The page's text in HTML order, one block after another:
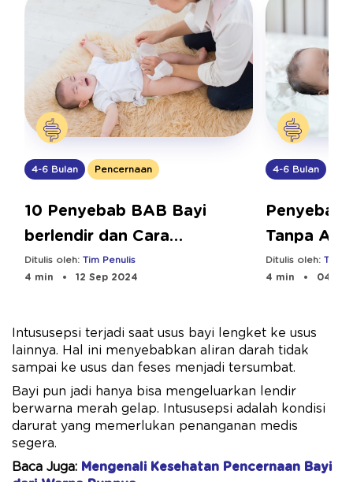
4-6 Bulan Pencernaan
10 Penyebab BAB Bayi
berlendir dan Cara
Mengatasinya
Ditulis oleh: Tim Penulis
4 min
12 Sep 2024
4-6 Bulan
Penyebab
Tanpa
Ditulis oleh: Tim
4 min
04
Intususepsi terjadi saat usus bayi lengket ke usus
lainnya. Hal ini menyebabkan aliran darah tidak
sampai ke usus dan feses menjadi tersumbat.
Bayi pun jadi hanya bisa mengeluarkan lendir
berwarna merah gelap. Intususepsi adalah kondisi
darurat yang memerlukan penanganan medis
segera.
Baca Juga: Mengenali Kesehatan Pencernaan Bayi